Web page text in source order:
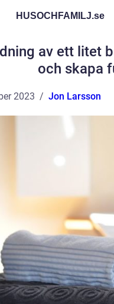
HUSOCHFAMILJ.se
av ett litet
och skapa
2023 Jon Larsson